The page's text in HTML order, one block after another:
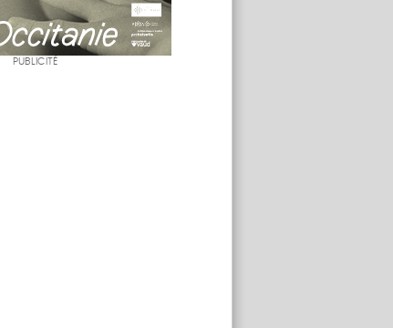
PUBLICITÉ